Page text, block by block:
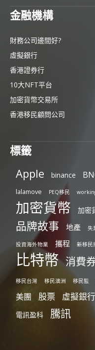
金融機構
財務公司邊間好?
虛擬銀行
香港證券行
10大NFT平台
加密貨幣交易所
香港移民顧問公司
標籤
Apple binance
lalamove PEQ移民
加密貨幣 加密
品牌故事 地產 失
投資海外物業 攜程 新移民
比特幣 消費
移民台灣 移民澳洲 移民監
美團 股票 虛擬銀行
電訊盈科 騰訊